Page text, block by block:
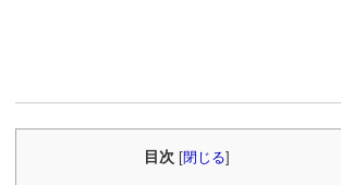
目次 [閉じる]